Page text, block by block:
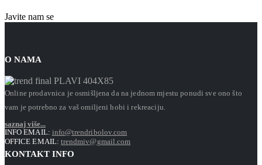
Javite nam se
O NAMA
Online prodavnica je osmišljena da na jednom mjestu ponudi sve ono što
vam je potrebno za vaš omiljeni hobi i rekreaciju.
saznaj više...
INFO EMAIL: info@trendribolov.com
OFFICE EMAIL: trendmiv@gmail.com
KONTAKT INFO